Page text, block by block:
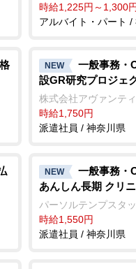
時給1,225円～1,300円
アルバイト・パート /
NEW
一般事務・
設GR研究プロジェ
株式会社アヴァンテ
時給1,750円
派遣社員 / 神奈川県
NEW
一般事務・
あんしん長期 クリ
パーソルテンプスタ
時給1,550円
派遣社員 / 神奈川県